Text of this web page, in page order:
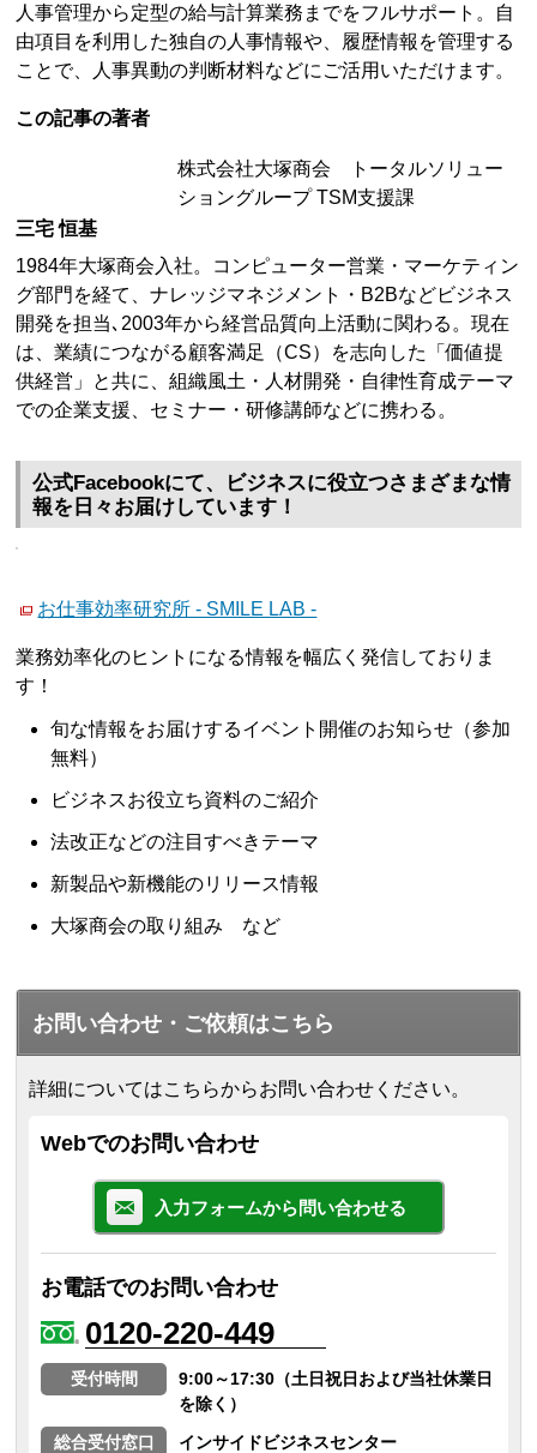
人事管理から定型の給与計算業務までをフルサポート。自
由項目を利用した独自の人事情報や、履歴情報を管理する
ことで、人事異動の判断材料などにご活用いただけます。
この記事の著者
株式会社大塚商会 トータルソリュー
ショングループ TSM支援課
三宅 恒基
1984年大塚商会入社。コンピューター営業・マーケティン
グ部門を経て、ナレッジマネジメント・B2Bなどビジネス
開発を担当､2003年から経営品質向上活動に関わる。現在
は、業績につながる顧客満足（CS）を志向した「価値提
供経営」と共に、組織風土・人材開発・自律性育成テーマ
での企業支援、セミナー・研修講師などに携わる。
公式Facebookにて、ビジネスに役立つさまざまな情
報を日々お届けしています！
お仕事効率研究所 - SMILE LAB -
業務効率化のヒントになる情報を幅広く発信しておりま
す！
旬な情報をお届けするイベント開催のお知らせ（参加
無料）
ビジネスお役立ち資料のご紹介
法改正などの注目すべきテーマ
新製品や新機能のリリース情報
大塚商会の取り組み など
お問い合わせ・ご依頼はこちら
詳細についてはこちらからお問い合わせください。
Webでのお問い合わせ
入力フォームから問い合わせる
お電話でのお問い合わせ
0120-220-449
受付時間
9:00～17:30（土日祝日および当社休業日
を除く）
総合受付窓口
インサイドビジネスセンター